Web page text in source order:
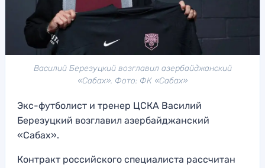
Василий Березуцкий возглавил азербайджанский
«Сабах». Фото: ФК «Сабах»
Экс-футболист и тренер ЦСКА Василий
Березуцкий возглавил азербайджанский
«Сабах».
Контракт российского специалиста рассчитан